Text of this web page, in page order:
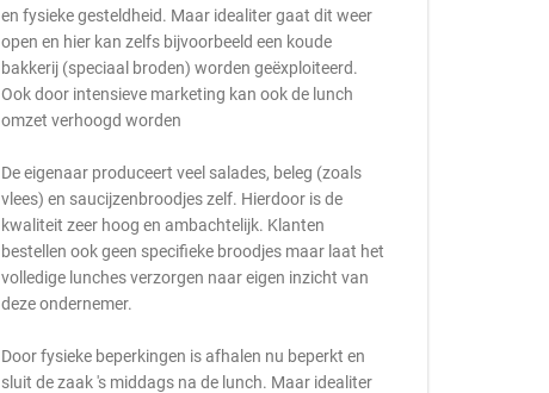
en fysieke gesteldheid. Maar idealiter gaat dit weer
open en hier kan zelfs bijvoorbeeld een koude
bakkerij (speciaal broden) worden geëxploiteerd.
Ook door intensieve marketing kan ook de lunch
omzet verhoogd worden
De eigenaar produceert veel salades, beleg (zoals
vlees) en saucijzenbroodjes zelf. Hierdoor is de
kwaliteit zeer hoog en ambachtelijk. Klanten
bestellen ook geen specifieke broodjes maar laat het
volledige lunches verzorgen naar eigen inzicht van
deze ondernemer.
Door fysieke beperkingen is afhalen nu beperkt en
sluit de zaak 's middags na de lunch. Maar idealiter